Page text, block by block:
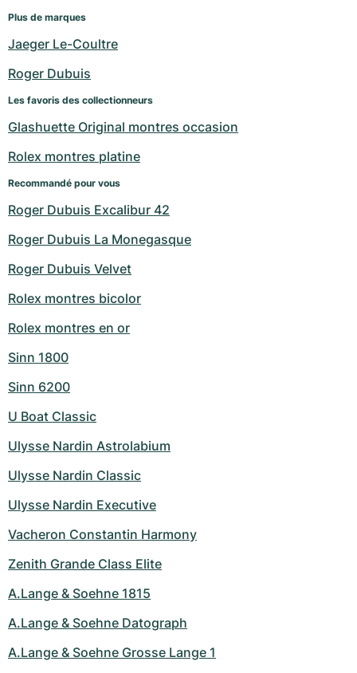
Plus de marques
Jaeger Le-Coultre
Roger Dubuis
Les favoris des collectionneurs
Glashuette Original montres occasion
Rolex montres platine
Recommandé pour vous
Roger Dubuis Excalibur 42
Roger Dubuis La Monegasque
Roger Dubuis Velvet
Rolex montres bicolor
Rolex montres en or
Sinn 1800
Sinn 6200
U Boat Classic
Ulysse Nardin Astrolabium
Ulysse Nardin Classic
Ulysse Nardin Executive
Vacheron Constantin Harmony
Zenith Grande Class Elite
A.Lange & Soehne 1815
A.Lange & Soehne Datograph
A.Lange & Soehne Grosse Lange 1